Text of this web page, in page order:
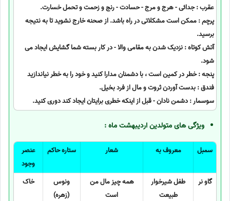
عقرب : جدائی - هرج و مرج - حسادت - رنج و زحمت و تحمل خسارت.
پرچم : ممکن است مشکلاتی در راه باشد. از صحنه خارج نشوید تا به نتیجه
برسید.
آتش کوتاه : نزدیک شدن به مقامی والا - در کار بسته شما گشایش ایجاد می
شود.
پنجه : خطر در کمین است ، با دشمنان مدارا کنید و خود را به خطر نیاندازید
فندق : بدست آوردن ثروت و مال از فرد بخیل.
سوسمار : دشمن نادان - قبل از اینکه خطری برایتان ایجاد کند دوری کنید.
ویژگی های متولدین اردیبهشت ماه :
سمبل معروف به شعار ستاره حاکم
عنصر
وجود
گاو نر
طفل شیرخوار
طبیعت
همه چیز مال من
است
ونوس
(زهره)
خاک